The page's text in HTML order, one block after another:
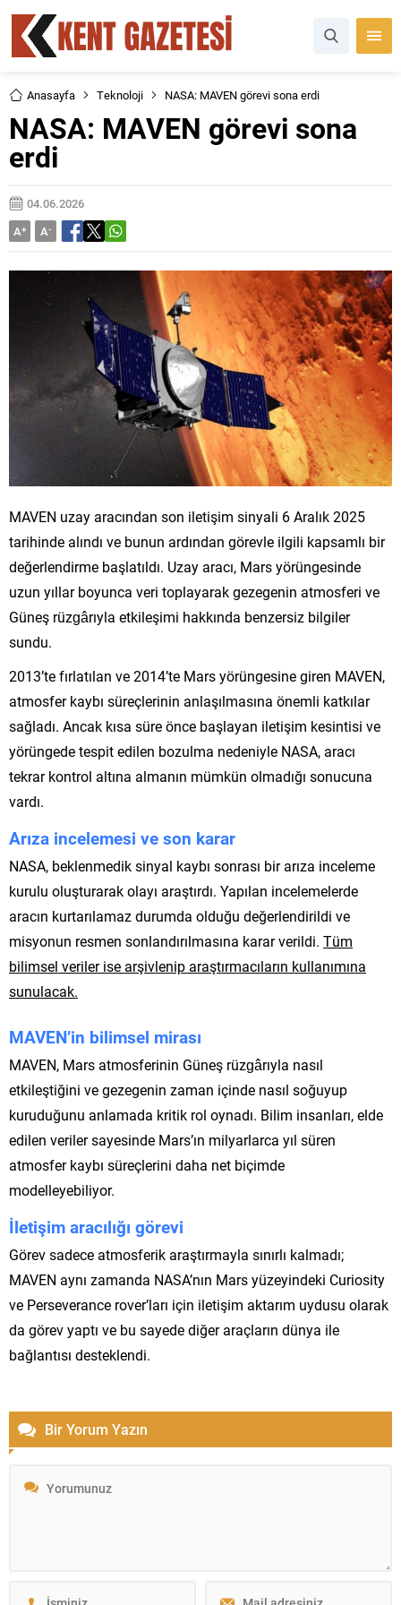
Anasayfa Teknoloji NASA: MAVEN görevi sona erdi
NASA: MAVEN görevi sona
erdi
04.06.2026
A+ A-
MAVEN uzay aracından son iletişim sinyali 6 Aralık 2025
tarihinde alındı ve bunun ardından görevle ilgili kapsamlı bir
değerlendirme başlatıldı. Uzay aracı, Mars yörüngesinde
uzun yıllar boyunca veri toplayarak gezegenin atmosferi ve
Güneş rüzgârıyla etkileşimi hakkında benzersiz bilgiler
sundu.
2013’te fırlatılan ve 2014’te Mars yörüngesine giren MAVEN,
atmosfer kaybı süreçlerinin anlaşılmasına önemli katkılar
sağladı. Ancak kısa süre önce başlayan iletişim kesintisi ve
yörüngede tespit edilen bozulma nedeniyle NASA, aracı
tekrar kontrol altına almanın mümkün olmadığı sonucuna
vardı.
Arıza incelemesi ve son karar
NASA, beklenmedik sinyal kaybı sonrası bir arıza inceleme
kurulu oluşturarak olayı araştırdı. Yapılan incelemelerde
aracın kurtarılamaz durumda olduğu değerlendirildi ve
misyonun resmen sonlandırılmasına karar verildi. Tüm
bilimsel veriler ise arşivlenip araştırmacıların kullanımına
sunulacak.
MAVEN’in bilimsel mirası
MAVEN, Mars atmosferinin Güneş rüzgârıyla nasıl
etkileştiğini ve gezegenin zaman içinde nasıl soğuyup
kuruduğunu anlamada kritik rol oynadı. Bilim insanları, elde
edilen veriler sayesinde Mars’ın milyarlarca yıl süren
atmosfer kaybı süreçlerini daha net biçimde
modelleyebiliyor.
İletişim aracılığı görevi
Görev sadece atmosferik araştırmayla sınırlı kalmadı;
MAVEN aynı zamanda NASA’nın Mars yüzeyindeki Curiosity
ve Perseverance rover’ları için iletişim aktarım uydusu olarak
da görev yaptı ve bu sayede diğer araçların dünya ile
bağlantısı desteklendi.
Bir Yorum Yazın